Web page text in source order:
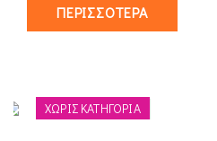
ΠΕΡΙΣΣΌΤΕΡΑ
ΧΩΡΊΣ ΚΑΤΗΓΟΡΊΑ